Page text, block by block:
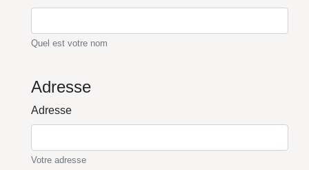
Quel est votre nom
Adresse
Adresse
Votre adresse